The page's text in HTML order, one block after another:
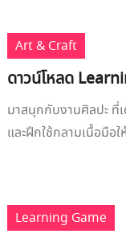
Art & Craft
ดาวน์โหลด
มาสนุกกับงานศิลปะ ที่
และฝึกใช้กลามเนื้อมือ
Learning Game